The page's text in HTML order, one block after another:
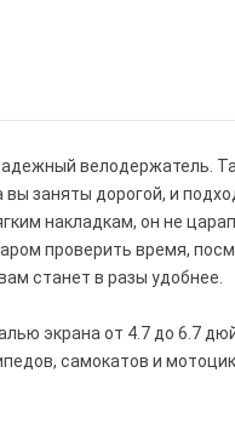
велодержатель.
заняты дорогой, и
накладкам, он не
проверить время,
станет в разы удобнее.
экрана от 4.7 до 6.7
самокатов и